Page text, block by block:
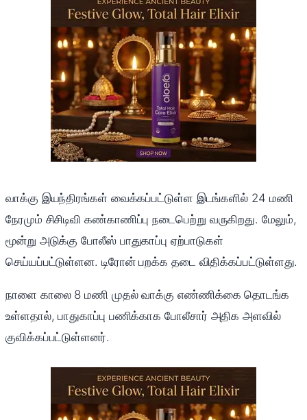
வாக்கு இயந்திரங்கள் வைக்கப்பட்டுள்ள இடங்களில் 24 மணி
நேரமும் சிசிடிவி கண்காணிப்பு நடைபெற்று வருகிறது. மேலும்,
மூன்று அடுக்கு போலீஸ் பாதுகாப்பு ஏற்பாடுகள்
செய்யப்பட்டுள்ளன. டிரோன் பறக்க தடை விதிக்கப்பட்டுள்ளது.
நாளை காலை 8 மணி முதல் வாக்கு எண்ணிக்கை தொடங்க
உள்ளதால், பாதுகாப்பு பணிக்காக போலீசார் அதிக அளவில்
குவிக்கப்பட்டுள்ளனர்.